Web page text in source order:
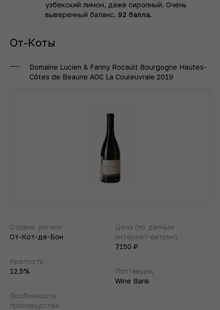
узбекский лимон, даже сиропный. Очень
выверенный баланс. 92 балла.
От-Коты
Domaine Lucien & Fanny Rocault Bourgogne Hautes-
Côtes de Beaune AOC La Couleuvraie 2019
Страна, регион
От-Кот-де-Бон
Крепость
12,5%
Особенности
производства
Цена (по данным
интернет-витрин)
7150 ₽
Поставщик
Wine Bank